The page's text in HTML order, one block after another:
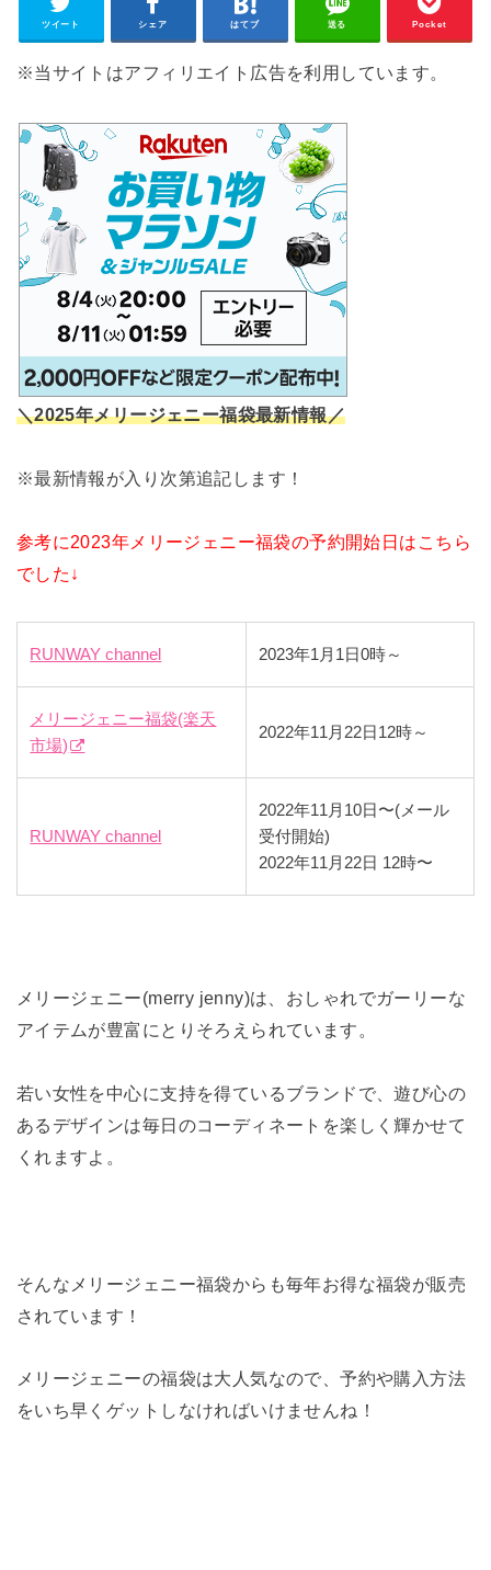
ツイート シェア はてブ 送る Pocket
※当サイトはアフィリエイト広告を利用しています。
＼2025年メリージェニー福袋最新情報／
※最新情報が入り次第追記します！
参考に2023年メリージェニー福袋の予約開始日はこちら
でした↓
RUNWAY channel 2023年1月1日0時～
メリージェニー福袋(楽天
市場)
2022年11月22日12時～
RUNWAY channel
2022年11月10日〜(メール
受付開始)
2022年11月22日 12時〜
メリージェニー(merry jenny)は、おしゃれでガーリーな
アイテムが豊富にとりそろえられています。
若い女性を中心に支持を得ているブランドで、遊び心の
あるデザインは毎日のコーディネートを楽しく輝かせて
くれますよ。
そんなメリージェニー福袋からも毎年お得な福袋が販売
されています！
メリージェニーの福袋は大人気なので、予約や購入方法
をいち早くゲットしなければいけませんね！